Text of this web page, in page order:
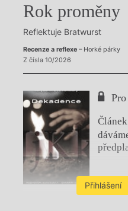
Výroční ceny
Rok proměny
Reflektuje Bratwurst
Recenze a reflexe– Horké párky
Z čísla 10/2026
Přihlášení